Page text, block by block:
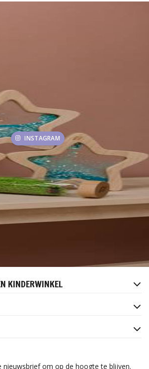
INSTAGRAM
KINDERWINKEL
nieuwsbrief om op de hoogte te blijven.